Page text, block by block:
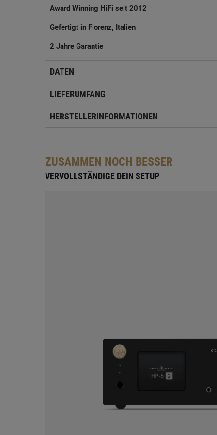
Award Winning HiFi seit 2012
Gefertigt in Florenz, Italien
2 Jahre Garantie
DATEN
LIEFERUMFANG
HERSTELLERINFORMATIONEN
ZUSAMMEN NOCH BESSER
VERVOLLSTÄNDIGE DEIN SETUP